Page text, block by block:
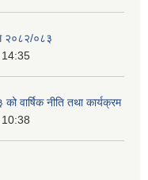
२०८२/०८३
वार्षिक नीति तथा कार्यक्रम